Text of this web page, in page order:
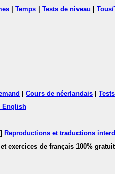
Temps Tests de niveau
Cours de néerlandais
English
] Reproductions et traductions
et exercices de français 100%